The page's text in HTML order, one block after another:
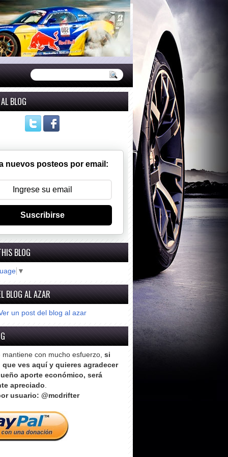
BLOG
nuevos posteos por email:
Suscribirse
BLOG
▼
BLOG AL AZAR
un post del blog al azar
mantiene con mucho esfuerzo, si
ves aquí y quieres agradecer
aporte económico, será
apreciado.
usuario: @mcdrifter